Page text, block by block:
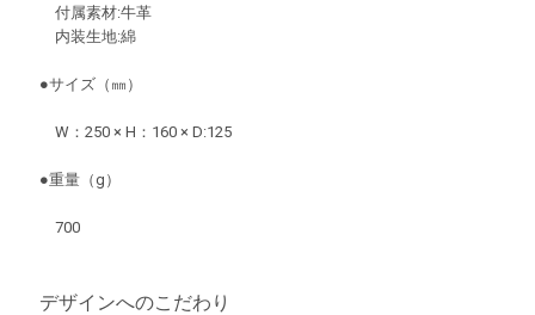
付属素材:牛革
内装生地:綿
●サイズ（㎜）
W：250 × H：160 × D:125
●重量（g）
700
デザインへのこだわり